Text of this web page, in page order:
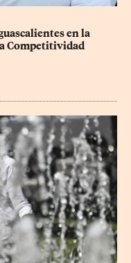
en la
Competitividad